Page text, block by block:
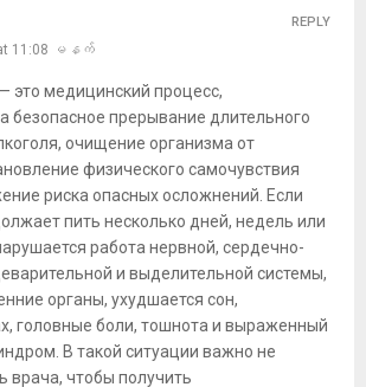
11:08 မနက်
это медицинский процесс,
безопасное прерывание длительного
очищение организма от
физического самочувствия
риска опасных осложнений. Если
пить несколько дней, недель или
работа нервной, сердечно-
и выделительной системы,
органы, ухудшается сон,
головные боли, тошнота и выраженный
В такой ситуации важно не
врача, чтобы получить
REPLY